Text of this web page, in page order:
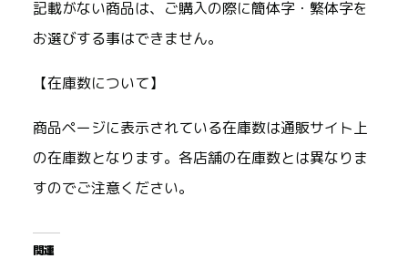
記載がない商品は、ご購入の際に簡体字・繁体字を
お選びする事はできません。
【在庫数について】
商品ページに表示されている在庫数は通販サイト上
の在庫数となります。各店舗の在庫数とは異なりま
すのでご注意ください。
関連